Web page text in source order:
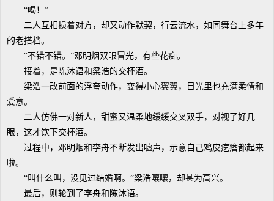
“喝！”
二人互相损着对方，却又动作默契，行云流水，如同舞台上多年
的老搭档。
“不错不错。”邓明烟双眼冒光，有些花痴。
接着，是陈沐语和梁浩的交杯酒。
梁浩一改前面的浮夸动作，变得小心翼翼，目光里也充满柔情和
爱意。
二人仿佛一对新人，甜蜜又温柔地缓缓交叉双手，对视了好几
眼，这才饮下交杯酒。
过程中，邓明烟和李舟不断发出嘘声，示意自己鸡皮疙瘩都起来
啦。
“叫什么叫，没见过结婚啊。”梁浩嚷嚷，却甚为高兴。
最后，则轮到了李舟和陈沐语。